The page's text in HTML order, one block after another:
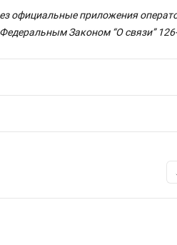
официальные приложения
Законом “О связи”